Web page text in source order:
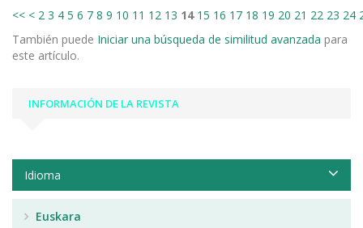
<< < 2 3 4 5 6 7 8 9 10 11 12 13 14 15 16 17 18 19 20 21 22 23 24
También puede Iniciar una búsqueda de similitud avanzada para
este artículo.
INFORMACIÓN DE LA REVISTA
Idioma
Euskara